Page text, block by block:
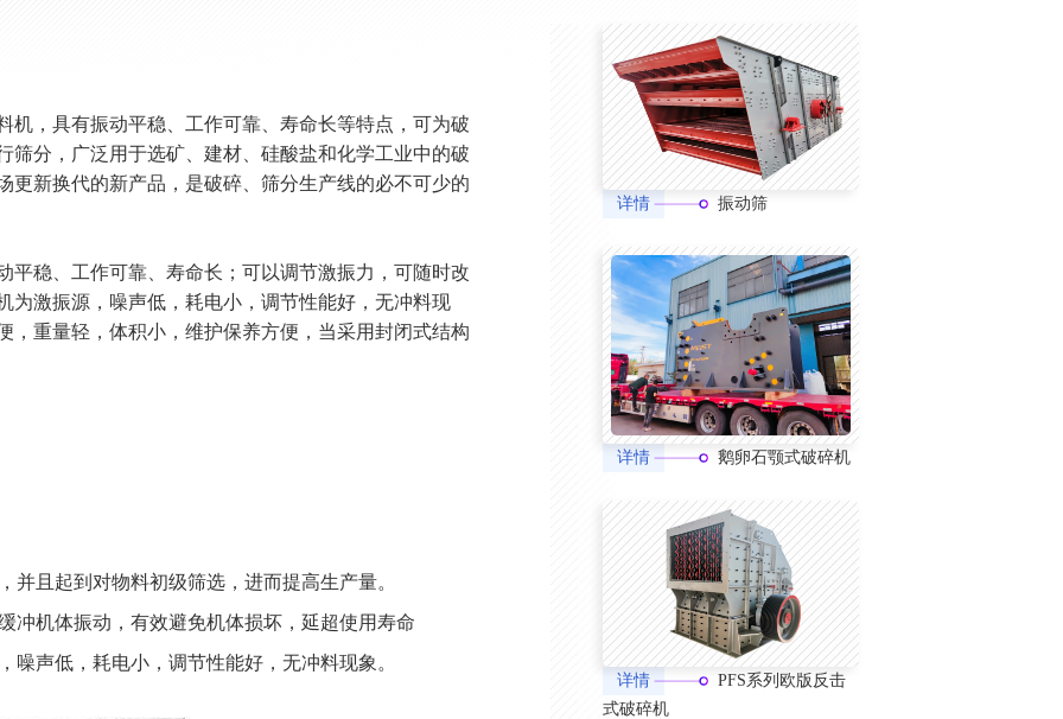
，具有振动平稳、工作可靠、寿命长等特点，可为破
筛分，广泛用于选矿、建材、硅酸盐和化学工业中的破
更新换代的新产品，是破碎、筛分生产线的必不可少的
稳、工作可靠、寿命长；可以调节激振力，可随时改
为激振源，噪声低，耗电小，调节性能好，无冲料现
，重量轻，体积小，维护保养方便，当采用封闭式结构
且起到对物料初级筛选，进而提高生产量。
冲机体振动，有效避免机体损坏，延超使用寿命
声低，耗电小，调节性能好，无冲料现象。
详情 振动筛
详情 鹅卵石颚式破碎机
详情
PFS系列欧版反击
式破碎机